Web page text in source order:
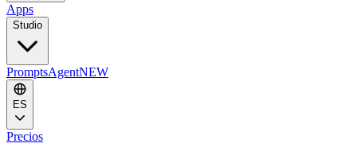
Apps
Studio
PromptsAgentNEW
ES
Precios